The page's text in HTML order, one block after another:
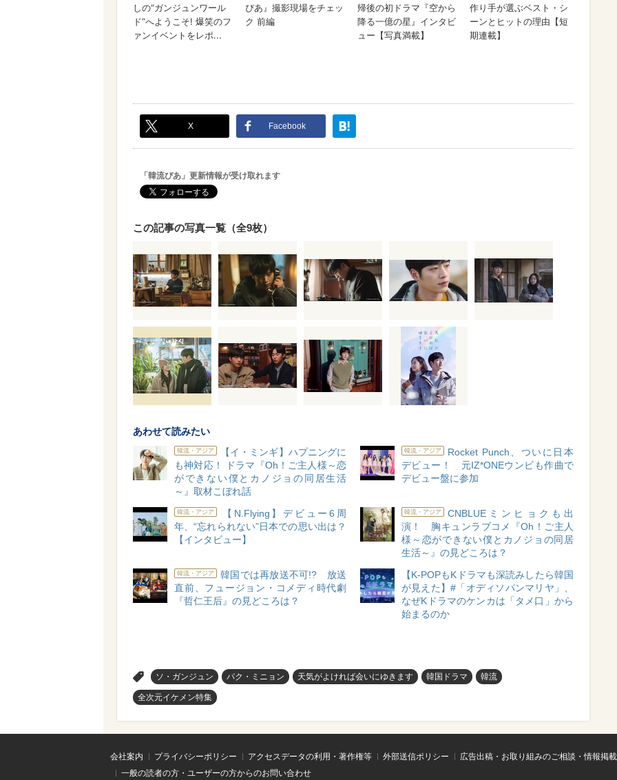
X Facebook
「韓流ぴあ」更新情報が受け取れます
この記事の写真一覧（全9枚）
あわせて読みたい
韓流・アジア
【イ・ミンギ】ハプニングに
も神対応！ ドラマ『Oh！ご主人様～恋
ができない僕とカノジョの同居生活
～』取材こぼれ話
韓流・アジア
Rocket Punch、ついに日本
デビュー！ 元IZ*ONEウンビも作曲で
デビュー盤に参加
韓流・アジア
【N.Flying】デビュー6周
年、“忘れられない”日本での思い出は？
【インタビュー】
韓流・アジア
CNBLUEミンヒョクも出
演！ 胸キュンラブコメ『Oh！ご主人
様～恋ができない僕とカノジョの同居
生活～』の見どころは？
韓流・アジア
韓国では再放送不可!? 放送
直前、フュージョン・コメディ時代劇
『哲仁王后』の見どころは？
【K-POPもKドラマも深読みしたら韓国
が見えた】#「オディソパンマリヤ」、
なぜKドラマのケンカは「タメ口」から
始まるのか
ソ・ガンジュン パク・ミニョン 天気がよければ会いにゆきます 韓国ドラマ 韓流
全次元イケメン特集
会社案内 プライバシーポリシー アクセスデータの利用・著作権等 外部送信ポリシー
広告出稿・お取り組みのご相談・情報掲
一般の読者の方・ユーザーの方からのお問い合わせ